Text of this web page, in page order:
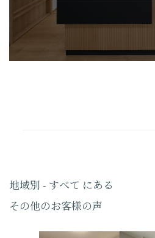
地域別 - すべて にある
その他のお客様の声